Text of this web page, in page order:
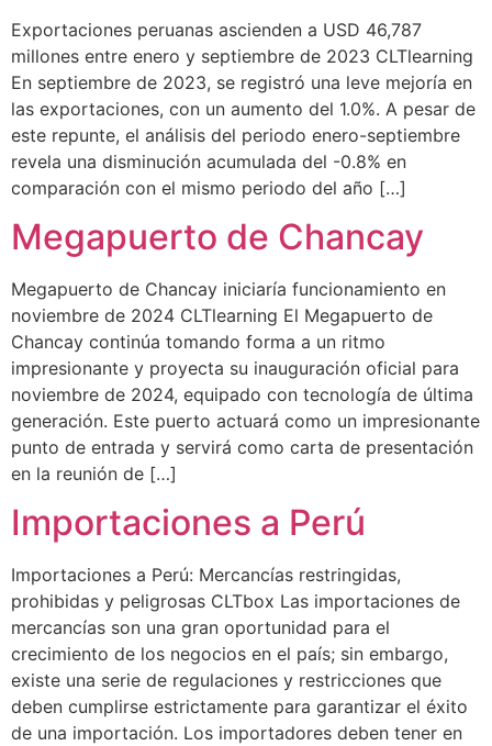
Exportaciones peruanas ascienden a USD 46,787
millones entre enero y septiembre de 2023 CLTlearning
En septiembre de 2023, se registró una leve mejoría en
las exportaciones, con un aumento del 1.0%. A pesar de
este repunte, el análisis del periodo enero-septiembre
revela una disminución acumulada del -0.8% en
comparación con el mismo periodo del año […]
Megapuerto de Chancay
Megapuerto de Chancay iniciaría funcionamiento en
noviembre de 2024 CLTlearning El Megapuerto de
Chancay continúa tomando forma a un ritmo
impresionante y proyecta su inauguración oficial para
noviembre de 2024, equipado con tecnología de última
generación. Este puerto actuará como un impresionante
punto de entrada y servirá como carta de presentación
en la reunión de […]
Importaciones a Perú
Importaciones a Perú: Mercancías restringidas,
prohibidas y peligrosas CLTbox Las importaciones de
mercancías son una gran oportunidad para el
crecimiento de los negocios en el país; sin embargo,
existe una serie de regulaciones y restricciones que
deben cumplirse estrictamente para garantizar el éxito
de una importación. Los importadores deben tener en